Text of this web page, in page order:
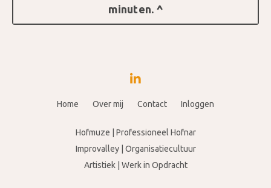
minuten. ^
Home Over mij Contact Inloggen
Hofmuze | Professioneel Hofnar
Improvalley | Organisatiecultuur
Artistiek | Werk in Opdracht